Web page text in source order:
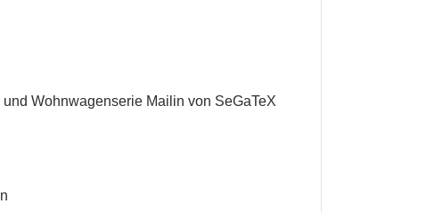
Wohnwagenserie Mailin von SeGaTeX